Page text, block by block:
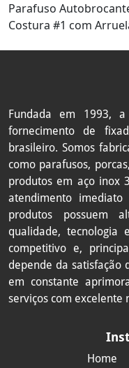
Parafuso
Costura #1 com
Fundada em 1993, a
fornecimento de
brasileiro. Somos
como parafusos,
produtos em aço inox
atendimento
produtos possuem
qualidade, tecnologia
competitivo e,
depende da satisfação
em constante
serviços com excelente
Home